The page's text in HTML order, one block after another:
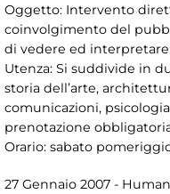
Oggetto: Intervento
coinvolgimento del
di vedere ed
Utenza: Si suddivide in
storia dell’arte,
comunicazioni,
prenotazione
Orario: sabato
27 Gennaio 2007 -